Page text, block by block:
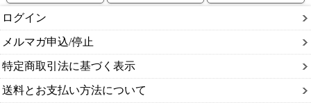
ログイン
メルマガ申込/停止
特定商取引法に基づく表示
送料とお支払い方法について